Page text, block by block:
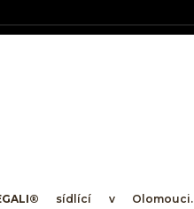
sídlící v Olomouci.